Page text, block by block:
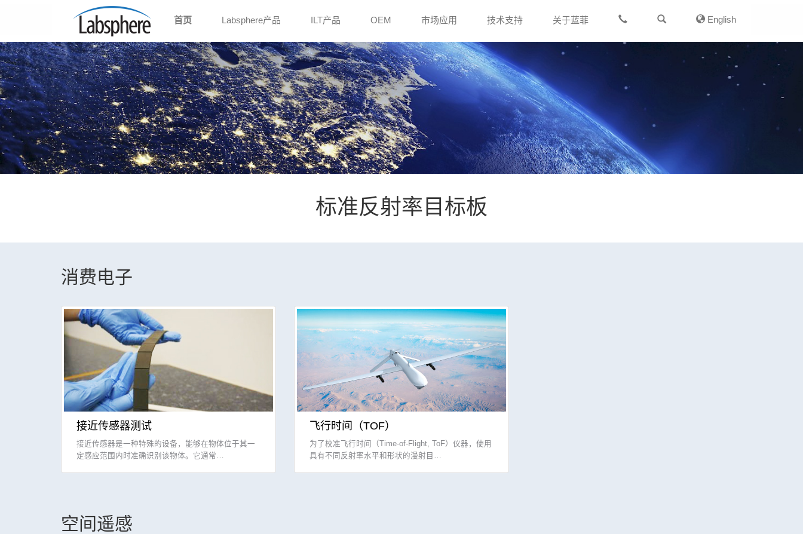
首页 Labsphere产品 ILT产品 OEM 市场应用 技术支持 关于蓝菲 English
标准反射率目标板
消费电子
接近传感器测试
接近传感器是一种特殊的设备，能够在物体位于其一
定感应范围内时准确识别该物体。它通常…
飞行时间（TOF）
为了校准飞行时间（Time-of-Flight, ToF）仪器，使用
具有不同反射率水平和形状的漫射目…
空间遥感